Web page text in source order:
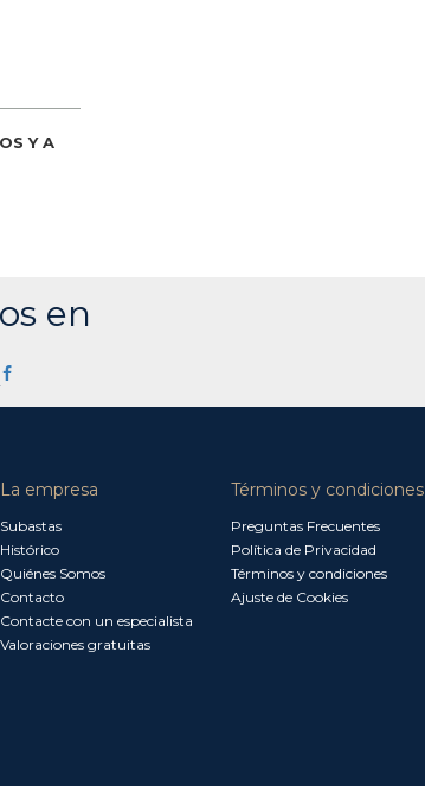
Y A
en
La empresa
Subastas
Histórico
Quiénes Somos
Contacto
Contacte con un especialista
Valoraciones gratuitas
Términos y condiciones
Preguntas Frecuentes
Política de Privacidad
Términos y condiciones
Ajuste de Cookies